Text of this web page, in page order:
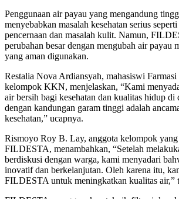
Penggunaan air payau yang mengandung
menyebabkan masalah kesehatan serius
pencernaan dan masalah kulit. Namun,
perubahan besar dengan mengubah air payau
yang aman digunakan.
Restalia Nova Ardiansyah, mahasiswi Farmasi
kelompok KKN, menjelaskan, “Kami
air bersih bagi kesehatan dan kualitas hidup di
dengan kandungan garam tinggi adalah
kesehatan,” ucapnya.
Rismoyo Roy B. Lay, anggota kelompok
FILDESTA, menambahkan, “Setelah
berdiskusi dengan warga, kami menyadari
inovatif dan berkelanjutan. Oleh karena itu,
FILDESTA untuk meningkatkan kualitas air,”